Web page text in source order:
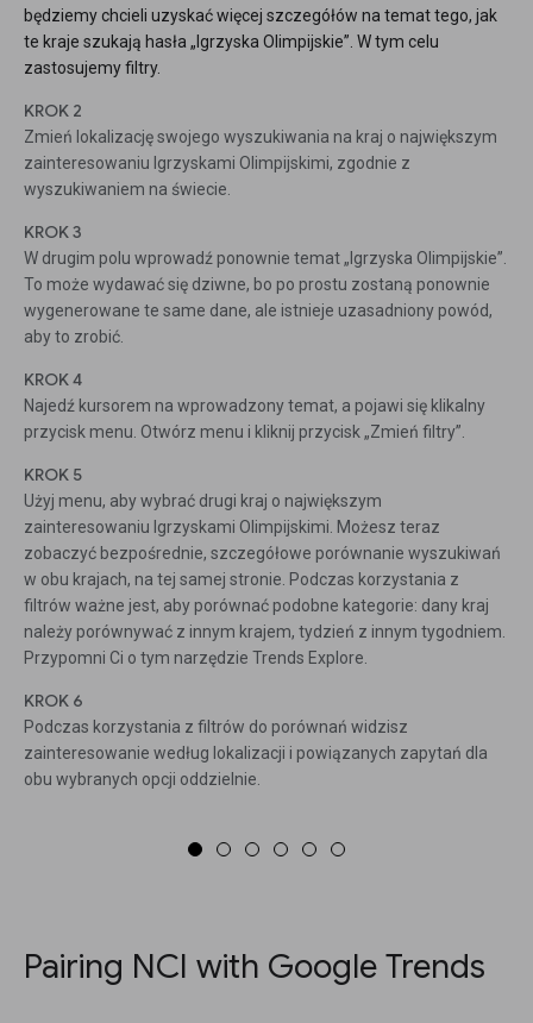
będziemy chcieli uzyskać więcej szczegółów na temat tego, jak
te kraje szukają hasła „Igrzyska Olimpijskie”. W tym celu
zastosujemy filtry.
KROK 2
Zmień lokalizację swojego wyszukiwania na kraj o największym
zainteresowaniu Igrzyskami Olimpijskimi, zgodnie z
wyszukiwaniem na świecie.
KROK 3
W drugim polu wprowadź ponownie temat „Igrzyska Olimpijskie”.
To może wydawać się dziwne, bo po prostu zostaną ponownie
wygenerowane te same dane, ale istnieje uzasadniony powód,
aby to zrobić.
KROK 4
Najedź kursorem na wprowadzony temat, a pojawi się klikalny
przycisk menu. Otwórz menu i kliknij przycisk „Zmień filtry”.
KROK 5
Użyj menu, aby wybrać drugi kraj o największym
zainteresowaniu Igrzyskami Olimpijskimi. Możesz teraz
zobaczyć bezpośrednie, szczegółowe porównanie wyszukiwań
w obu krajach, na tej samej stronie. Podczas korzystania z
filtrów ważne jest, aby porównać podobne kategorie: dany kraj
należy porównywać z innym krajem, tydzień z innym tygodniem.
Przypomni Ci o tym narzędzie Trends Explore.
KROK 6
Podczas korzystania z filtrów do porównań widzisz
zainteresowanie według lokalizacji i powiązanych zapytań dla
obu wybranych opcji oddzielnie.
Pairing NCI with Google Trends